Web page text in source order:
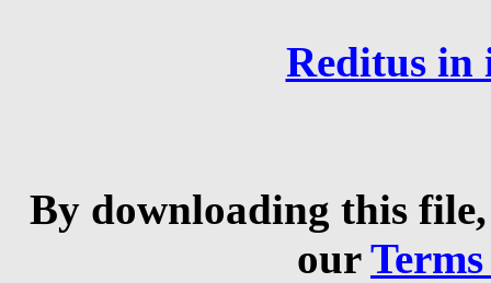
Reditus in
By downloading this
our